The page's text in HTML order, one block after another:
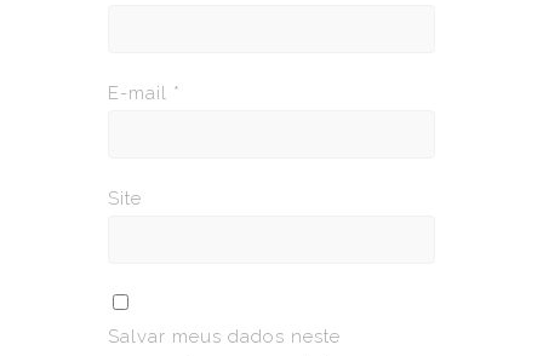
E-mail *
Site
Salvar meus dados neste